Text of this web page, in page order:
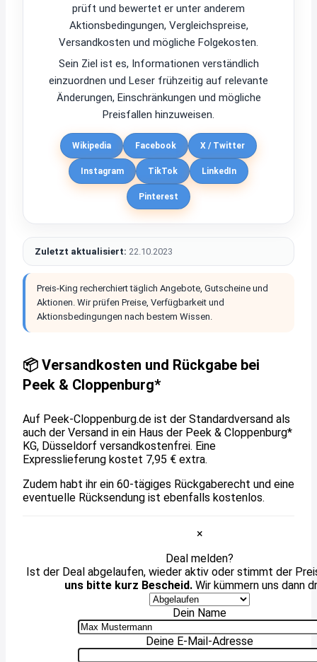
prüft und bewertet er unter anderem
Aktionsbedingungen, Vergleichspreise,
Versandkosten und mögliche Folgekosten.
Sein Ziel ist es, Informationen verständlich
einzuordnen und Leser frühzeitig auf relevante
Änderungen, Einschränkungen und mögliche
Preisfallen hinzuweisen.
Wikipedia Facebook X / Twitter
Instagram TikTok LinkedIn
Pinterest
Zuletzt aktualisiert: 22.10.2023
Preis-King recherchiert täglich Angebote, Gutscheine und
Aktionen. Wir prüfen Preise, Verfügbarkeit und
Aktionsbedingungen nach bestem Wissen.
📦 Versandkosten und Rückgabe bei
Peek & Cloppenburg*
Auf Peek-Cloppenburg.de ist der Standardversand als
auch der Versand in ein Haus der Peek & Cloppenburg*
KG, Düsseldorf versandkostenfrei. Eine
Expresslieferung kostet 7,95 € extra.
Zudem habt ihr ein 60-tägiges Rückgaberecht und eine
eventuelle Rücksendung ist ebenfalls kostenlos.
×
Deal melden?
Ist der Deal abgelaufen, wieder aktiv oder stimmt der
uns bitte kurz Bescheid. Wir kümmern uns dann
Dein Name
Deine E-Mail-Adresse